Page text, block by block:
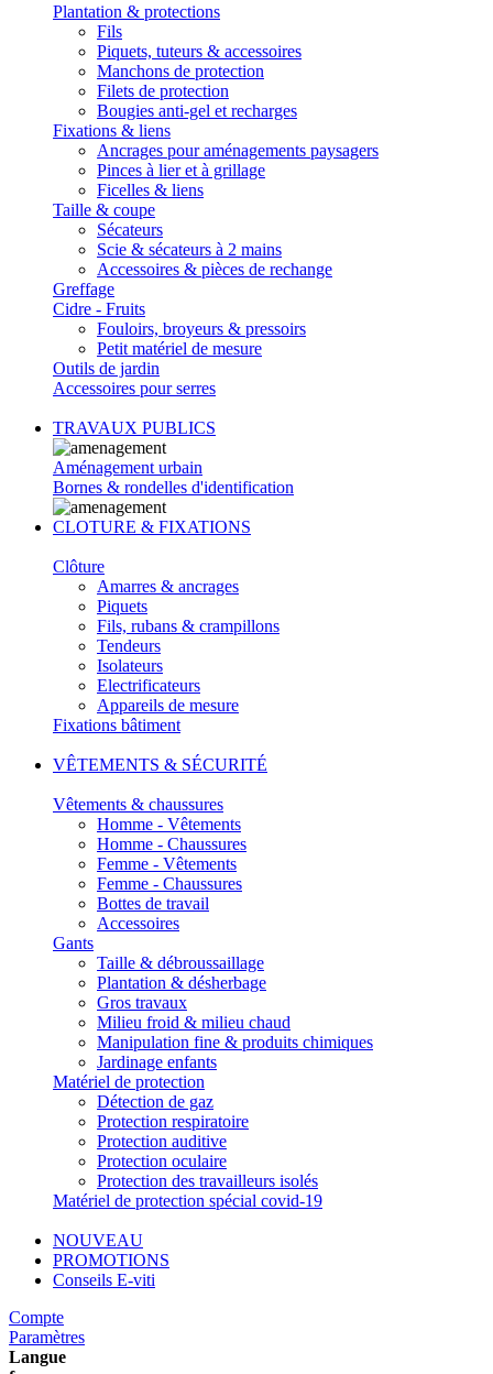
Plantation & protections
Fils
Piquets, tuteurs & accessoires
Manchons de protection
Filets de protection
Bougies anti-gel et recharges
Fixations & liens
Ancrages pour aménagements paysagers
Pinces à lier et à grillage
Ficelles & liens
Taille & coupe
Sécateurs
Scie & sécateurs à 2 mains
Accessoires & pièces de rechange
Greffage
Cidre - Fruits
Fouloirs, broyeurs & pressoirs
Petit matériel de mesure
Outils de jardin
Accessoires pour serres
TRAVAUX PUBLICS
Aménagement urbain
Bornes & rondelles d'identification
CLOTURE & FIXATIONS
Clôture
Amarres & ancrages
Piquets
Fils, rubans & crampillons
Tendeurs
Isolateurs
Electrificateurs
Appareils de mesure
Fixations bâtiment
VÊTEMENTS & SÉCURITÉ
Vêtements & chaussures
Homme - Vêtements
Homme - Chaussures
Femme - Vêtements
Femme - Chaussures
Bottes de travail
Accessoires
Gants
Taille & débroussaillage
Plantation & désherbage
Gros travaux
Milieu froid & milieu chaud
Manipulation fine & produits chimiques
Jardinage enfants
Matériel de protection
Détection de gaz
Protection respiratoire
Protection auditive
Protection oculaire
Protection des travailleurs isolés
Matériel de protection spécial covid-19
NOUVEAU
PROMOTIONS
Conseils E-viti
Compte
Paramètres
Langue